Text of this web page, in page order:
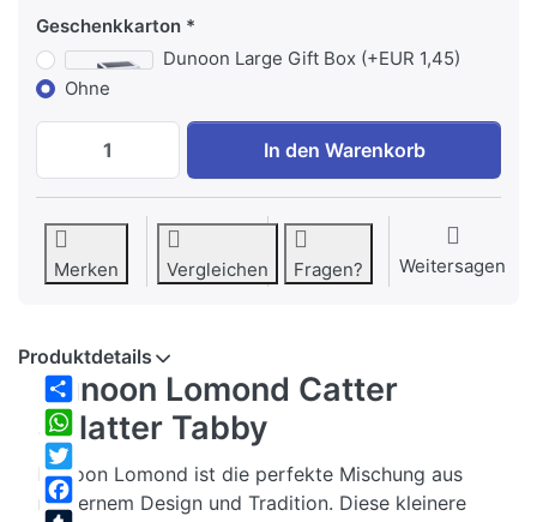
Geschenkkarton
Dunoon Large Gift Box (+EUR 1,45)
Ohne
Dunoon Lomond Catter Splatter Tabby
In den Warenkorb
Merken Vergleichen Fragen? Weitersagen
Share
WhatsApp
Twitter
Facebook
Produktdetails
Dunoon Lomond Catter
Splatter Tabby
Dunoon Lomond ist die perfekte Mischung aus
modernem Design und Tradition. Diese kleinere